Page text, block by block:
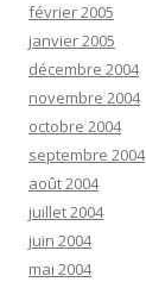
février 2005
janvier 2005
décembre 2004
novembre 2004
octobre 2004
septembre 2004
août 2004
juillet 2004
juin 2004
mai 2004